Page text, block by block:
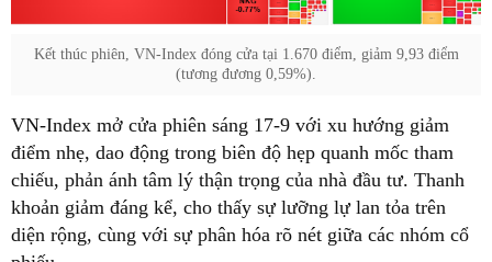
Kết thúc phiên, VN-Index đóng cửa tại 1.670 điểm, giảm 9,93 điểm
(tương đương 0,59%).
VN-Index mở cửa phiên sáng 17-9 với xu hướng giảm
điểm nhẹ, dao động trong biên độ hẹp quanh mốc tham
chiếu, phản ánh tâm lý thận trọng của nhà đầu tư. Thanh
khoản giảm đáng kể, cho thấy sự lưỡng lự lan tỏa trên
diện rộng, cùng với sự phân hóa rõ nét giữa các nhóm cổ